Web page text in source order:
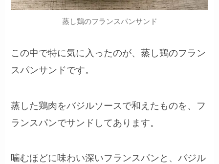
蒸し鶏のフランスパンサンド
この中で特に気に入ったのが、蒸し鶏のフラン
スパンサンドです。
蒸した鶏肉をバジルソースで和えたものを、フ
ランスパンでサンドしてあります。
噛むほどに味わい深いフランスパンと、バジル